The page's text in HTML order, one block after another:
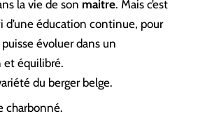
la vie de son maitre. Mais c’est
d’une éducation continue, pour
puisse évoluer dans un
équilibré.
du berger belge.
charbonné.